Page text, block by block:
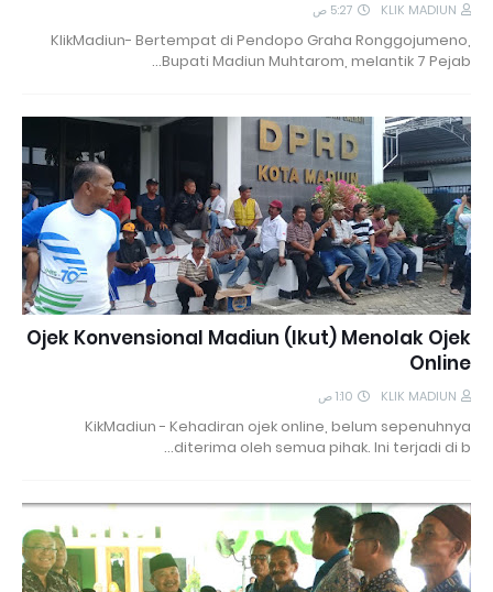
KLIK MADIUN 5:27 ص
KlikMadiun- Bertempat di Pendopo Graha Ronggojumeno,
Bupati Madiun Muhtarom, melantik 7 Pejab…
Ojek Konvensional Madiun (Ikut) Menolak Ojek
Online
KLIK MADIUN 1:10 ص
KikMadiun - Kehadiran ojek online, belum sepenuhnya
diterima oleh semua pihak. Ini terjadi di b…